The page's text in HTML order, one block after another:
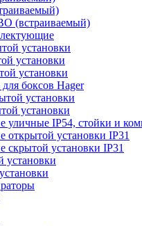
(встраиваемый)
установки
установки
установки
боксов Hager
установки
установки
уличные IP54, стойки и
открытой установки IP31
скрытой установки IP31